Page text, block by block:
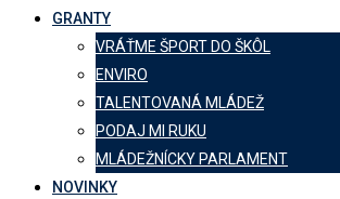
GRANTY
VRÁŤME ŠPORT DO ŠKÔL
ENVIRO
TALENTOVANÁ MLÁDEŽ
PODAJ MI RUKU
MLÁDEŽNÍCKY PARLAMENT
NOVINKY